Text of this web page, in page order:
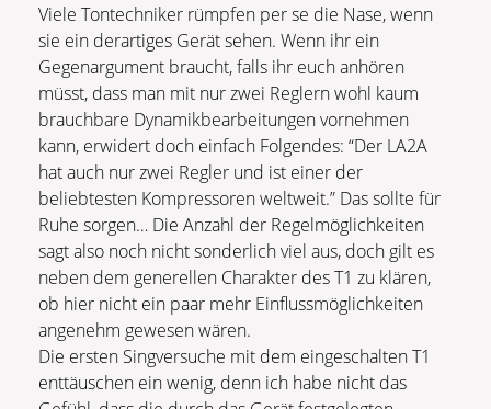
Viele Tontechniker rümpfen per se die Nase, wenn
sie ein derartiges Gerät sehen. Wenn ihr ein
Gegenargument braucht, falls ihr euch anhören
müsst, dass man mit nur zwei Reglern wohl kaum
brauchbare Dynamikbearbeitungen vornehmen
kann, erwidert doch einfach Folgendes: “Der LA2A
hat auch nur zwei Regler und ist einer der
beliebtesten Kompressoren weltweit.” Das sollte für
Ruhe sorgen… Die Anzahl der Regelmöglichkeiten
sagt also noch nicht sonderlich viel aus, doch gilt es
neben dem generellen Charakter des T1 zu klären,
ob hier nicht ein paar mehr Einflussmöglichkeiten
angenehm gewesen wären.
Die ersten Singversuche mit dem eingeschalten T1
enttäuschen ein wenig, denn ich habe nicht das